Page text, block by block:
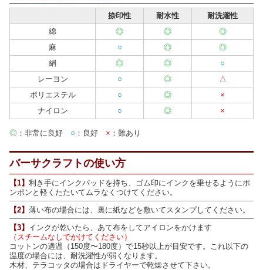
捺印性 耐水性
耐洗濯性
綿
◎ ◎
◎
麻
○ ◎
◎
絹
◎ ◎
○
レーヨン
○ ◎
△
ポリエステル
○ ◎
×
ナイロン
○ ◎ ×
◎ ：非常に良好 ○ ：良好 × ：難あり
バーサクラフトの使い方
【1】 利き手にインクパッドを持ち、ゴム印にインクを乗せるようにポ
ンポンと軽くたたいてムラなくつけてください。
【2】 薄い布の場合には、裏に紙などを敷いてスタンプしてください。
【3】 インクが乾いたら、あて布をしてアイロンをかけます
（スチームなしでかけてください）
コットンの適温（150度〜180度）で15秒以上が目安です。これ以下の
温度の場合には、耐洗濯性が弱くなります。
木材、テラコッタの場合はドライヤーで乾燥させて下さい。